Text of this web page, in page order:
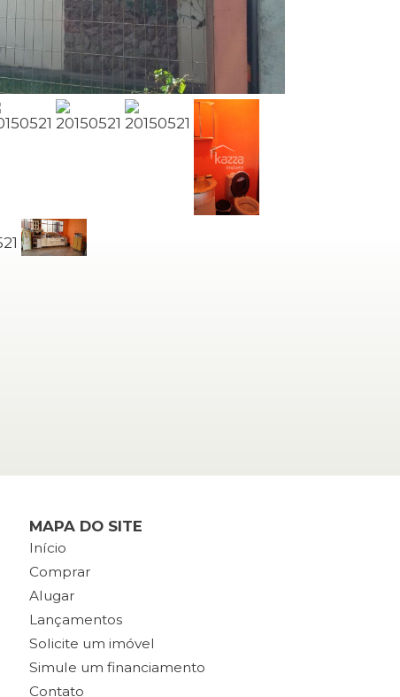
MAPA DO SITE
Início
Comprar
Alugar
Lançamentos
Solicite um imóvel
Simule um financiamento
Contato